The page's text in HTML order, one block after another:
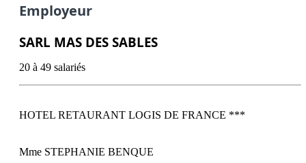
Employeur
SARL MAS DES SABLES
20 à 49 salariés
HOTEL RETAURANT LOGIS DE FRANCE ***